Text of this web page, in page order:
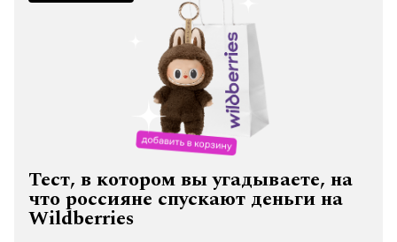
Тест, в котором вы угадываете, на
что россияне спускают деньги на
Wildberries